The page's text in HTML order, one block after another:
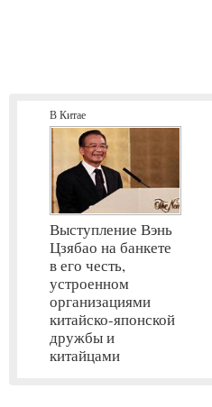
В Китае
Выступление Вэнь
Цзябао на банкете
в его честь,
устроенном
организациями
китайско-японской
дружбы и
китайцами